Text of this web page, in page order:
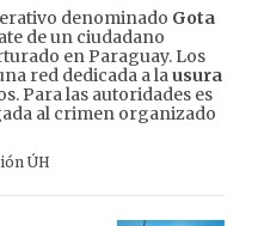
denominado Gota
de un ciudadano
en Paraguay. Los
red dedicada a lausura
Para las autoridades es
al crimen organizado
ÚH